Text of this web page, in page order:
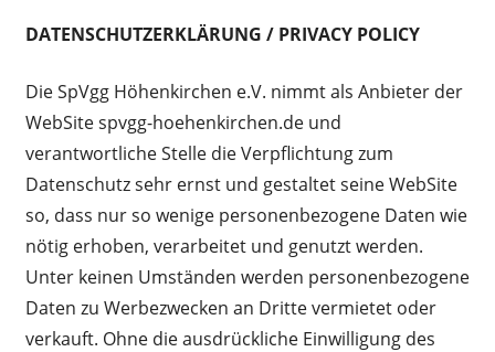
DATENSCHUTZERKLÄRUNG / PRIVACY POLICY
Die SpVgg Höhenkirchen e.V. nimmt als Anbieter der
WebSite spvgg-hoehenkirchen.de und
verantwortliche Stelle die Verpflichtung zum
Datenschutz sehr ernst und gestaltet seine WebSite
so, dass nur so wenige personenbezogene Daten wie
nötig erhoben, verarbeitet und genutzt werden.
Unter keinen Umständen werden personenbezogene
Daten zu Werbezwecken an Dritte vermietet oder
verkauft. Ohne die ausdrückliche Einwilligung des